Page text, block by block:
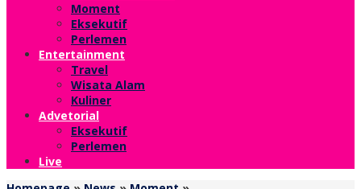
Moment
Eksekutif
Perlemen
Entertainment
Travel
Wisata Alam
Kuliner
Advetorial
Eksekutif
Perlemen
Live